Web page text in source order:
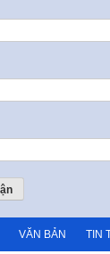
VĂN BẢN TIN